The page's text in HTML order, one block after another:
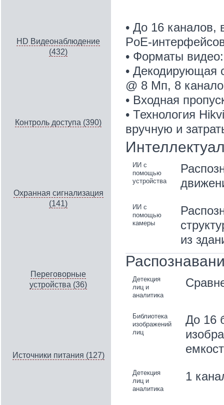
HD Видеонаблюдение
(432)
Контроль доступа (390)
Охранная сигнализация
(141)
Переговорные
устройства (36)
Источники питания (127)
• До 16 каналов,
PoE-
• Форматы
• Декодирующая
@ 8 Мп, 8
• Входная
• Технология
вручную и
ИИ c
помощью
устройства
ИИ c
помощью
камеры
из
Детекция
лиц и
аналитика
Библиотека
изображений
лиц
До 16
Детекция
лиц и
аналитика
1